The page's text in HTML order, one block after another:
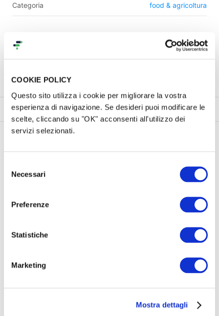
COOKIE POLICY
Questo sito utilizza i cookie per migliorare la vostra
esperienza di navigazione. Se desideri puoi modificare le
scelte, cliccando su "OK" acconsenti all'utilizzo dei
servizi selezionati.
delNecessari
Preferenze
Statistiche
Marketing
Mostra dettagli
Categoria food & agricoltura
Una campagna di
Progetto Ricompense Commenti ( 29) Obiettivi SDGs
dall’associazione Mondeggi bene comune che dal
2014 si spende per fermare la privatizzazione dei
terreni pubblici favorendo progetti di agroecologia
con le comunità del territorio fiorentino e in altre
raccogliere ed incrementare la produzione di cereali